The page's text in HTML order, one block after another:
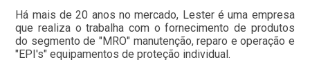
Há mais de 20 anos no mercado, Lester é uma empresa
que realiza o trabalha com o fornecimento de produtos
do segmento de "MRO" manutenção, reparo e operação e
"EPI's" equipamentos de proteção individual.